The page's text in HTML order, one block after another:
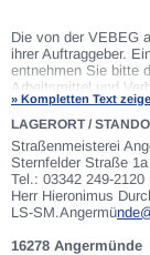
Die von der VEBEG
ihrer Auftraggeber.
entnehmen Sie bitte
Arbeitsmittel und
wiederaufgearbeitet
Abschnitte B und G
Waren die nach
E3 und E4 unserer
kommt die
gemäß § 25a UStG
jeweiligen
» Kompletten Text
LAGERORT /
Straßenmeisterei
Sternfelder Straße 1a
Tel.: 03342 249-2120
Herr Hieronimus
LS-SM.Angermü
16278 Angermünde